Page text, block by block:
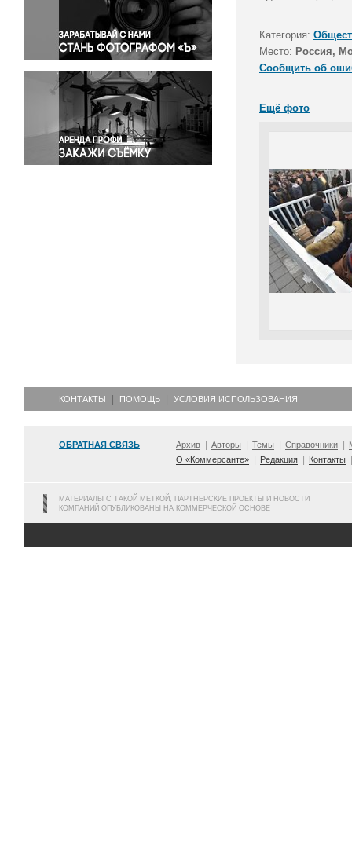
Правосудие
Происшествия и конфликты
Религия
Светская жизнь
Спорт
Экология
Экономика и бизнес
Категория:
Место: Россия,
Сообщить об
Ещё фото
КОНТАКТЫ ПОМОЩЬ УСЛОВИЯ ИСПОЛЬЗОВАНИЯ
ОБРАТНАЯ СВЯЗЬ Архив Авторы Темы Справочники
О «Коммерсанте»
Редакция Контакты
МАТЕРИАЛЫ С ТАКОЙ МЕТКОЙ, ПАРТНЕРСКИЕ ПРОЕКТЫ И НОВОСТИ
КОМПАНИЙ ОПУБЛИКОВАНЫ НА КОММЕРЧЕСКОЙ ОСНОВЕ